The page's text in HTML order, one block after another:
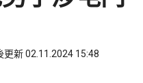
更新 02.11.2024 15:48